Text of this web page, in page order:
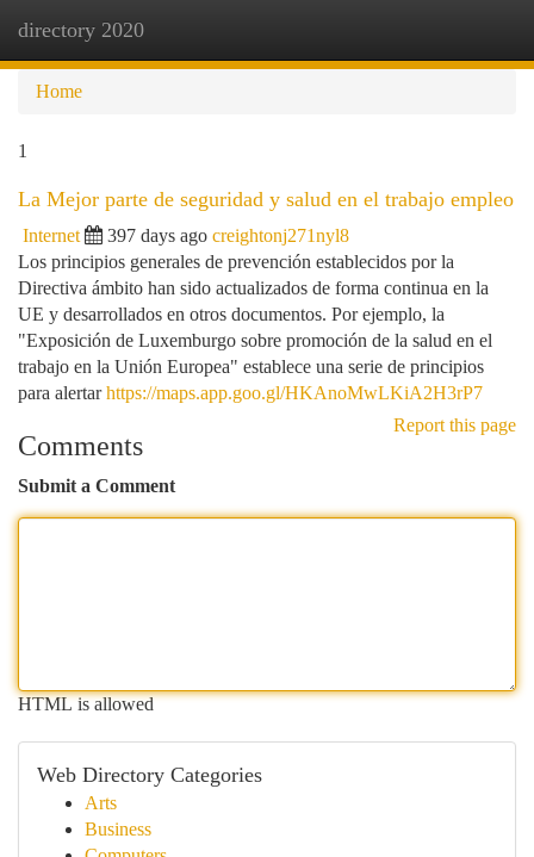
directory 2020
Home
1
La Mejor parte de seguridad y salud en el trabajo empleo
Internet 397 days ago creightonj271nyl8
Los principios generales de prevención establecidos por la
Directiva ámbito han sido actualizados de forma continua en la
UE y desarrollados en otros documentos. Por ejemplo, la
"Exposición de Luxemburgo sobre promoción de la salud en el
trabajo en la Unión Europea" establece una serie de principios
para alertarhttps://maps.app.goo.gl/HKAnoMwLKiA2H3rP7
Report this page
Comments
Submit a Comment
HTML is allowed
Web Directory Categories
Arts
Business